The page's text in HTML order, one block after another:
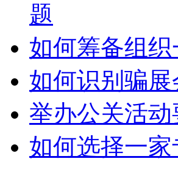
题
如何筹备组
如何识别骗
举办公关活
如何选择一